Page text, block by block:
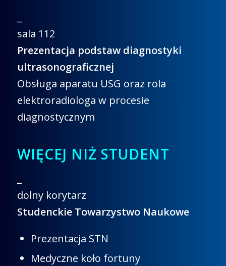
sala 112
Prezentacja podstaw diagnostyki
ultrasonograficznej
Obsługa aparatu USG oraz rola
elektroradiologa w procesie
diagnostycznym
WIĘCEJ NIŻ STUDENT
dolny korytarz
Studenckie Towarzystwo Naukowe
Prezentacja STN
Medyczne koło fortuny